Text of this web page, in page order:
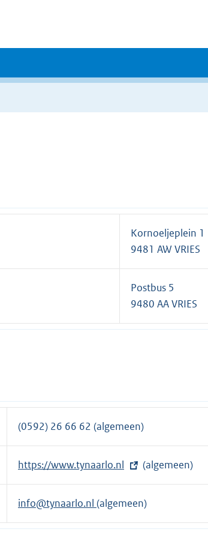
Kornoeljeplein 1
9481 AW VRIES
Postbus 5
9480 AA VRIES
(0592) 26 66 62 (algemeen)
E
x
t
r
https://www.tynaarlo.nl (algemeen)
info@tynaarlo.nl (algemeen)